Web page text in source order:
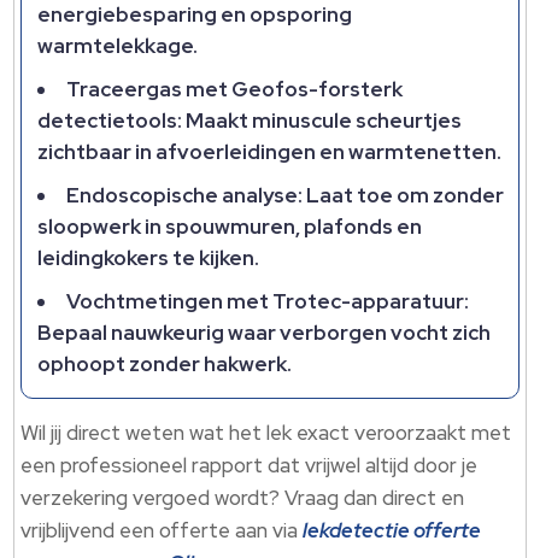
energiebesparing en opsporing
warmtelekkage.
Traceergas met Geofos-forsterk
detectietools: Maakt minuscule scheurtjes
zichtbaar in afvoerleidingen en warmtenetten.
Endoscopische analyse: Laat toe om zonder
sloopwerk in spouwmuren, plafonds en
leidingkokers te kijken.
Vochtmetingen met Trotec-apparatuur:
Bepaal nauwkeurig waar verborgen vocht zich
ophoopt zonder hakwerk.
Wil jij direct weten wat het lek exact veroorzaakt met
een professioneel rapport dat vrijwel altijd door je
verzekering vergoed wordt? Vraag dan direct en
vrijblijvend een offerte aan vialekdetectie offerte